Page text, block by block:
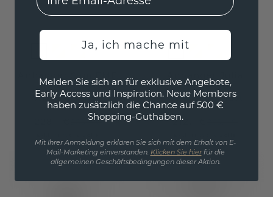
Weißgold/Peridot
285,- €
Weißgold/ Peridot
212,- €
Ja, ich mache mit
Melden Sie sich an für exklusive Angebote,
Early Access und Inspiration. Neue Members
haben zusätzlich die Chance auf 500 €
Shopping-Guthaben.
Mit Ihrer Anmeldung erklären Sie sich mit dem Erhalt von E-
Mail-Marketing einverstanden. Klicken Sie hierfür die
allgemeinen Geschäftsbedingungen dieser Aktion.